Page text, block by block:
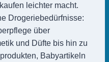
leichter macht.
Drogeriebedürfnisse:
über
und Düfte bis hin zu
Babyartikeln